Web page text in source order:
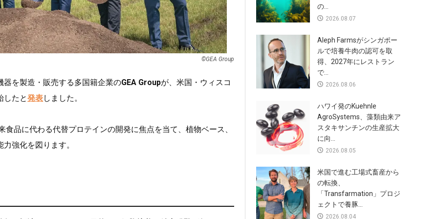
©︎GEA Group
を製造・販売する多国籍企業のGEA Groupが、米国・ウィスコ
したと発表しました。
品に代わる代替プロテインの開発に焦点を当て、植物ベース、
強化を図ります。
の...
2026.08.07
Aleph Farmsがシンガポー
ルで培養牛肉の認可を取
得、2027年にレストラン
で...
2026.08.06
ハワイ発のKuehnle
AgroSystems、藻類由来ア
スタキサンチンの生産拡大
に向...
2026.08.05
米国で進む工場式畜産から
の転換、
「Transfarmation」プロジ
ェクトで養豚...
2026.08.04